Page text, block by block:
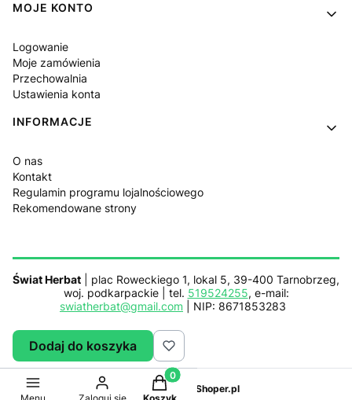
MOJE KONTO
Logowanie
Moje zamówienia
Przechowalnia
Ustawienia konta
INFORMACJE
O nas
Kontakt
Regulamin programu lojalnościowego
Rekomendowane strony
Świat Herbat | plac Roweckiego 1, lokal 5, 39-400 Tarnobrzeg,
woj. podkarpackie | tel. 519524255, e-mail:
swiatherbat@gmail.com | NIP: 8671853283
Sklep działa z pomocąNetplace.com.pl
Sklep internetowy Shoper.pl
Dodaj do koszyka
Produkty w koszyku: 0. Zobacz